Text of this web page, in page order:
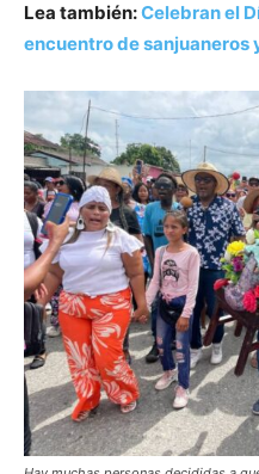
Lea también:Celebran el
encuentro de sanjuaneros